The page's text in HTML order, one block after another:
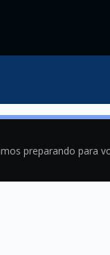
preparando para